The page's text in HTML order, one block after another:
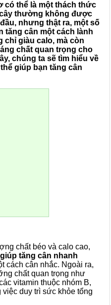
có thể là một thách thức
thường không được
nhưng thật ra, một số
tăng cân một cách lành
chỉ giàu calo, mà còn
chất quan trọng cho
chúng ta sẽ tìm hiểu về
giúp bạn tăng cân
chất béo và calo cao,
giúp tăng cân nhanh
cách cân nhắc. Ngoài ra,
chất quan trọng như
vitamin thuộc nhóm B,
việc duy trì sức khỏe tổng